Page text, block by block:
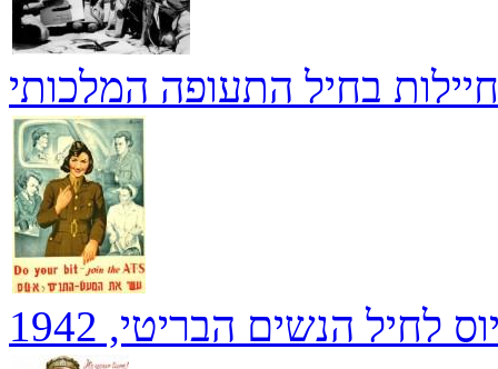
חיילות בחיל התעופה המלכותי
לחיל הנשים הבריטי, 1942